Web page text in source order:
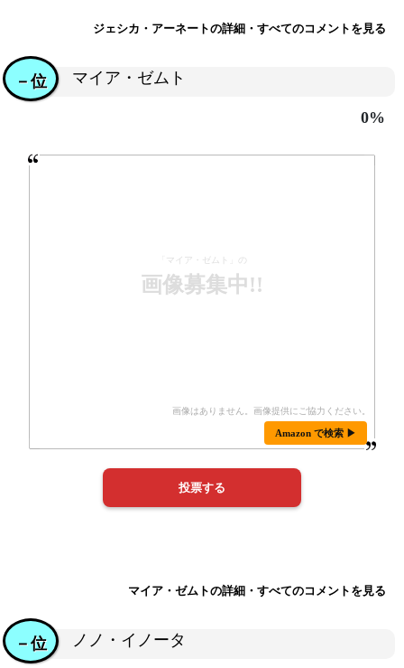
ジェシカ・アーネートの詳細・すべてのコメントを見る
マイア・ゼムト
－位
0%
「マイア・ゼムト」の
画像募集中!!
Amazon で検索 ▶
マイア・ゼムトの詳細・すべてのコメントを見る
ノノ・イノータ
－位